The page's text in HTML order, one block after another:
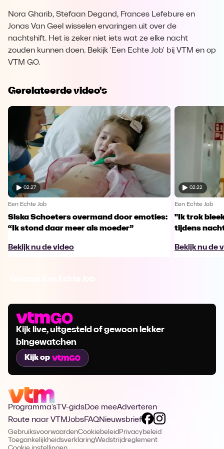
Nora Gharib, Stefaan Degand, Frances Lefebure en
Jonas Van Geel wisselen ervaringen uit over de
nachtshift. Het is zeker niet iets wat ze elke nacht
zouden kunnen doen. Bekijk 'Een Echte Job' bij VTM en op
VTM GO.
Gerelateerde video's
02:27
Een Echte Job
Siska Schoeters overmand door emoties:
“Ik stond daar meer als moeder”
Bekijk nu de video
02:22
Een Echte Job
"Ik trok
tijdens
Bekijk nu de
Kijk live, uitgesteld of gewoon lekker
bingewatchen
Kijk op
Programma's TV-gidsDoe meeAdverteren
Route naar VTMJobsFAQNieuwsbrief
GebruiksvoorwaardenCookiebeleid Privacybeleid
ToegankelijkheidsverklaringWedstrijdreglement